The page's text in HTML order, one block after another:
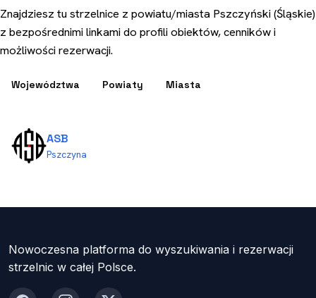
Znajdziesz tu strzelnice z powiatu/miasta Pszczyński (Śląskie)
z bezpośrednimi linkami do profili obiektów, cenników i
możliwości rezerwacji.
Województwa Powiaty Miasta
ASB
Pszczyna
Nowoczesna platforma do wyszukiwania i rezerwacji
strzelnic w całej Polsce.